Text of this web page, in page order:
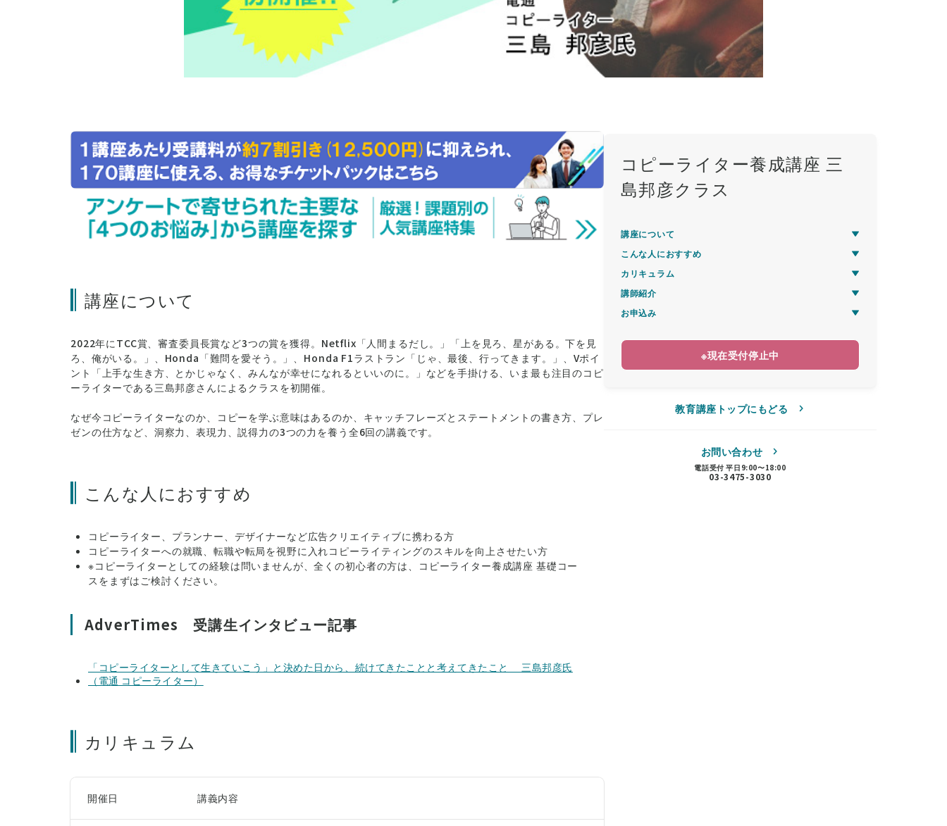
講座について
2022年にTCC賞、審査委員長賞など3つの賞を獲得。Netflix「人間まるだし。」「上を見ろ、星がある。下を見
ろ、俺がいる。」、Honda「難問を愛そう。」、Honda F1ラストラン「じゃ、最後、行ってきます。」、Vポイ
ント「上手な生き方、とかじゃなく、みんなが幸せになれるといいのに。」などを手掛ける、いま最も注目のコピ
ーライターである三島邦彦さんによるクラスを初開催。
なぜ今コピーライターなのか、コピーを学ぶ意味はあるのか、キャッチフレーズとステートメントの書き方、プレ
ゼンの仕方など、洞察力、表現力、説得力の3つの力を養う全6回の講義です。
こんな人におすすめ
コピーライター、プランナー、デザイナーなど広告クリエイティブに携わる方
コピーライターへの就職、転職や転局を視野に入れコピーライティングのスキルを向上させたい方
※コピーライターとしての経験は問いませんが、全くの初心者の方は、コピーライター養成講座 基礎コー
スをまずはご検討ください。
AdverTimes 受講生インタビュー記事
「コピーライターとして生きていこう」と決めた日から、続けてきたことと考えてきたこと 三島邦彦氏
（電通 コピーライター）
カリキュラム
開催日 講義内容
コピーライター養成講座 三
島邦彦クラス
講座について
こんな人におすすめ
カリキュラム
講師紹介
お申込み
※現在受付停止中
教育講座トップにもどる
お問い合わせ
電話受付 平日9:00〜18:00
03-3475-3030